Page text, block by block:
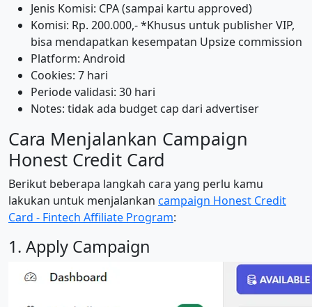
Jenis Komisi: CPA (sampai kartu approved)
Komisi: Rp. 200.000,- *Khusus untuk publisher VIP,
bisa mendapatkan kesempatan Upsize commission
Platform: Android
Cookies: 7 hari
Periode validasi: 30 hari
Notes: tidak ada budget cap dari advertiser
Cara Menjalankan Campaign
Honest Credit Card
Berikut beberapa langkah cara yang perlu kamu
lakukan untuk menjalankan campaign Honest Credit
Card - Fintech Affiliate Program:
1. Apply Campaign